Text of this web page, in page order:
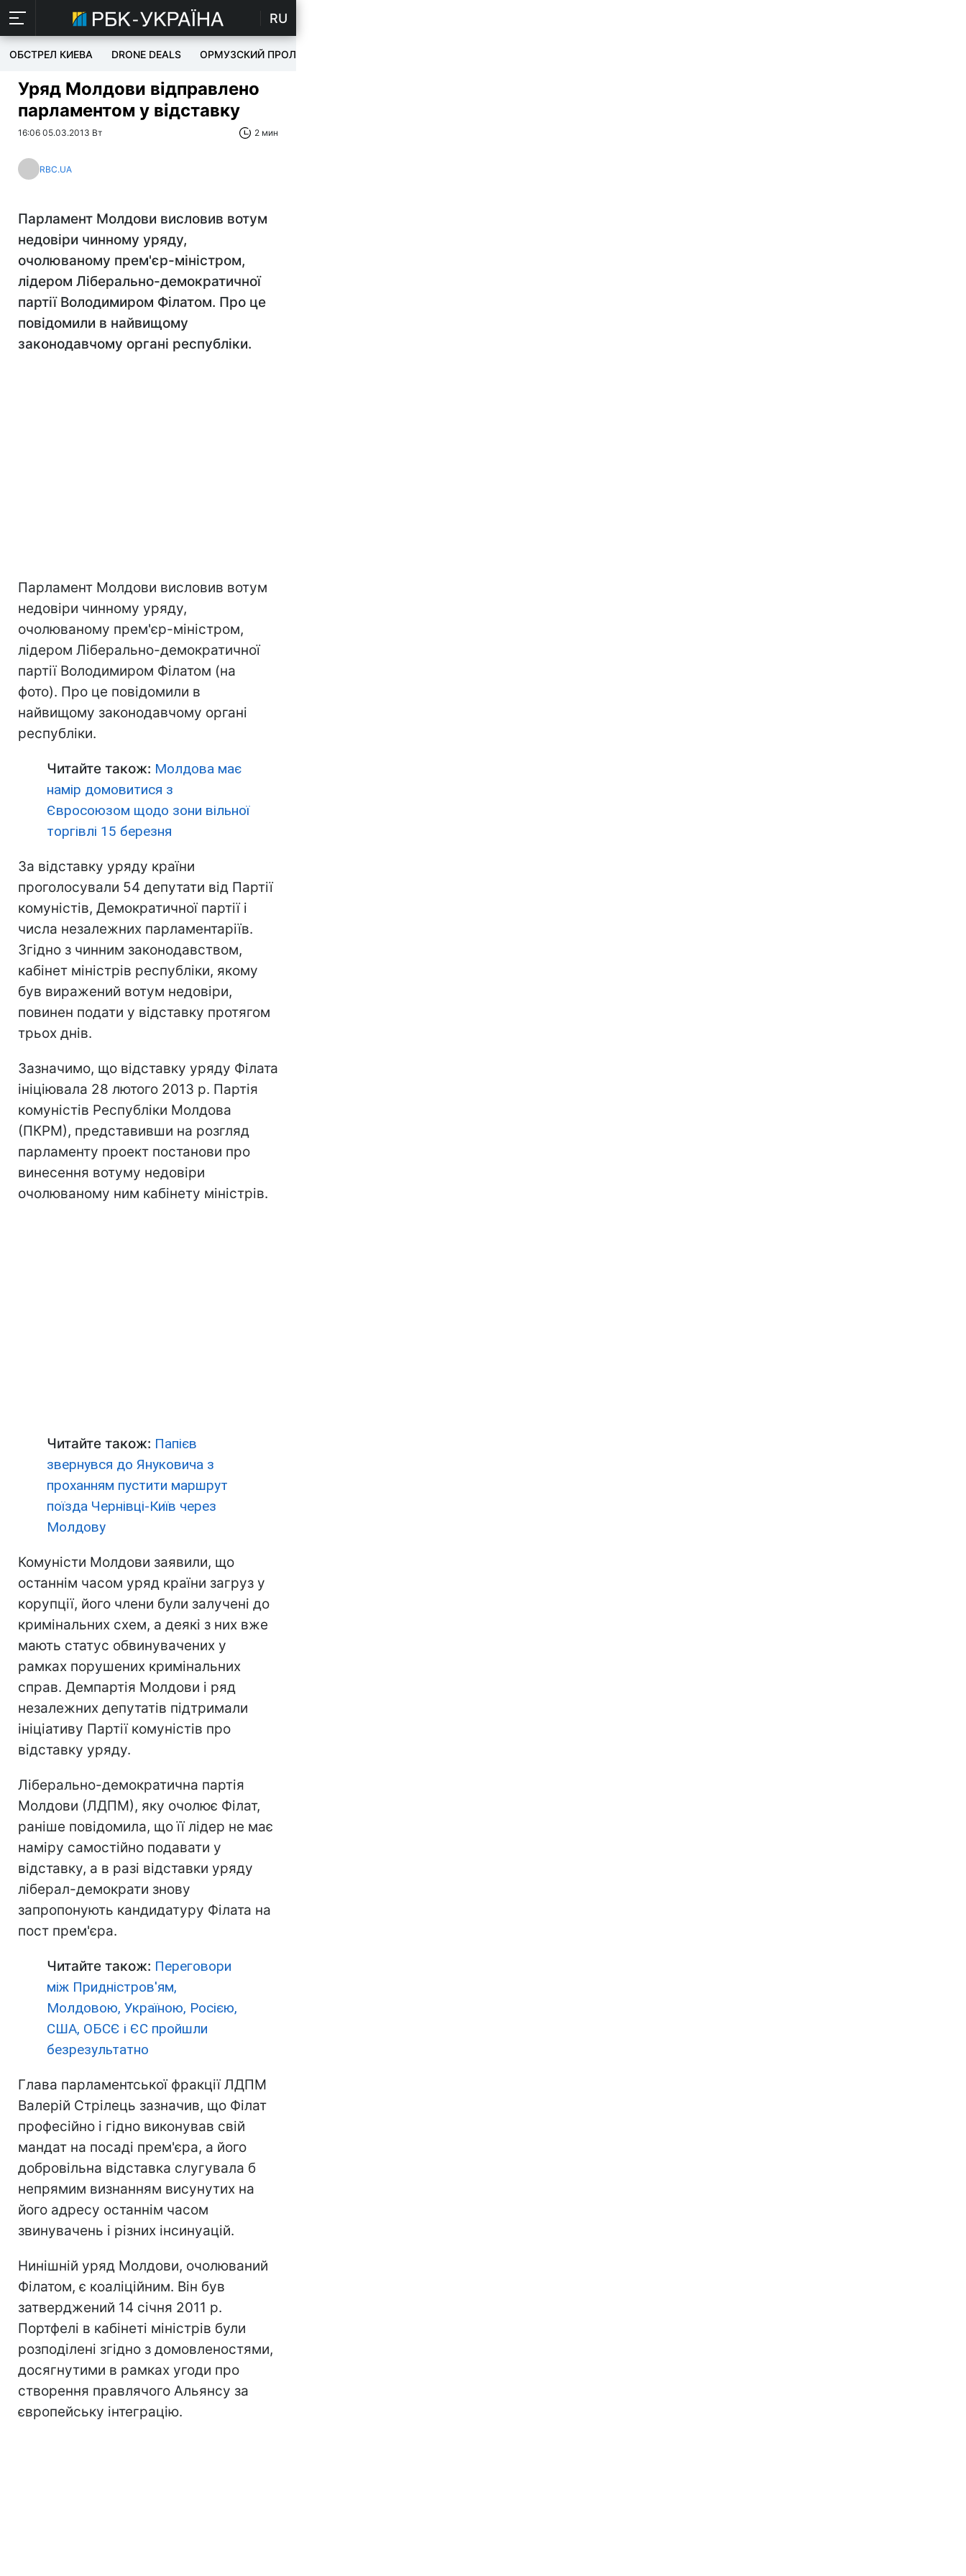
RU
ОБСТРЕЛ КИЕВА DRONE DEALS ОРМУЗСКИЙ ПРОЛИВ
Уряд Молдови відправлено
парламентом у відставку
16:06 05.03.2013 Вт 2 мин
RBC.UA
Парламент Молдови висловив вотум
недовіри чинному уряду,
очолюваному прем'єр-міністром,
лідером Ліберально-демократичної
партії Володимиром Філатом. Про це
повідомили в найвищому
законодавчому органі республіки.
Парламент Молдови висловив вотум
недовіри чинному уряду,
очолюваному прем'єр-міністром,
лідером Ліберально-демократичної
партії Володимиром Філатом (на
фото). Про це повідомили в
найвищому законодавчому органі
республіки.
Читайте також: Молдова має
намір домовитися з
Євросоюзом щодо зони вільної
торгівлі 15 березня
За відставку уряду країни
проголосували 54 депутати від Партії
комуністів, Демократичної партії і
числа незалежних парламентаріїв.
Згідно з чинним законодавством,
кабінет міністрів республіки, якому
був виражений вотум недовіри,
повинен подати у відставку протягом
трьох днів.
Зазначимо, що відставку уряду Філата
ініціювала 28 лютого 2013 р. Партія
комуністів Республіки Молдова
(ПКРМ), представивши на розгляд
парламенту проект постанови про
винесення вотуму недовіри
очолюваному ним кабінету міністрів.
Читайте також: Папієв
звернувся до Януковича з
проханням пустити маршрут
поїзда Чернівці-Київ через
Молдову
Комуністи Молдови заявили, що
останнім часом уряд країни загруз у
корупції, його члени були залучені до
кримінальних схем, а деякі з них вже
мають статус обвинувачених у
рамках порушених кримінальних
справ. Демпартія Молдови і ряд
незалежних депутатів підтримали
ініціативу Партії комуністів про
відставку уряду.
Ліберально-демократична партія
Молдови (ЛДПМ), яку очолює Філат,
раніше повідомила, що її лідер не має
наміру самостійно подавати у
відставку, а в разі відставки уряду
ліберал-демократи знову
запропонують кандидатуру Філата на
пост прем'єра.
Читайте також: Переговори
між Придністров'ям,
Молдовою, Україною, Росією,
США, ОБСЄ і ЄС пройшли
безрезультатно
Глава парламентської фракції ЛДПМ
Валерій Стрілець зазначив, що Філат
професійно і гідно виконував свій
мандат на посаді прем'єра, а його
добровільна відставка слугувала б
непрямим визнанням висунутих на
його адресу останнім часом
звинувачень і різних інсинуацій.
Нинішній уряд Молдови, очолюваний
Філатом, є коаліційним. Він був
затверджений 14 січня 2011 р.
Портфелі в кабінеті міністрів були
розподілені згідно з домовленостями,
досягнутими в рамках угоди про
створення правлячого Альянсу за
європейську інтеграцію.